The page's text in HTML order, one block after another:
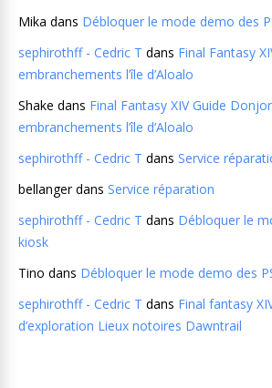
Mika dans Débloquer le mode demo des
sephirothff - Cedric T dans Final Fantasy
embranchements l’île d’Aloalo
Shake dans Final Fantasy XIV Guide
embranchements l’île d’Aloalo
sephirothff - Cedric T dans Service
bellangerdans Service réparation
sephirothff - Cedric T dans Débloquer le
kiosk
Tino dans Débloquer le mode demo des
sephirothff - Cedric T dans Final fantasy
d’exploration Lieux notoires Dawntrail